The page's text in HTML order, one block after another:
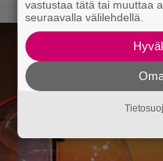
vastustaa tätä tai muuttaa
seuraavalla välilehdellä.